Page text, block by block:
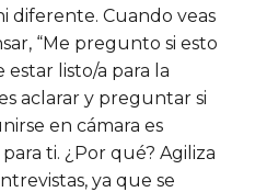
diferente. Cuando veas
“Me pregunto si esto
listo/a para la
aclarar y preguntar si
en cámara es
ti. ¿Por qué? Agiliza
ya que se